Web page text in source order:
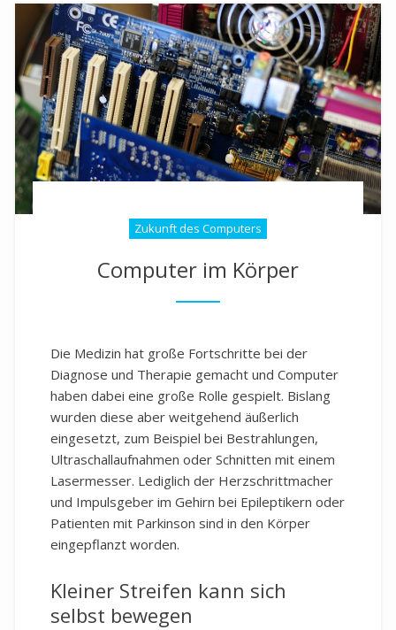
Zukunft des Computers
Computer im Körper
Die Medizin hat große Fortschritte bei der
Diagnose und Therapie gemacht und Computer
haben dabei eine große Rolle gespielt. Bislang
wurden diese aber weitgehend äußerlich
eingesetzt, zum Beispiel bei Bestrahlungen,
Ultraschallaufnahmen oder Schnitten mit einem
Lasermesser. Lediglich der Herzschrittmacher
und Impulsgeber im Gehirn bei Epileptikern oder
Patienten mit Parkinson sind in den Körper
eingepflanzt worden.
Kleiner Streifen kann sich
selbst bewegen